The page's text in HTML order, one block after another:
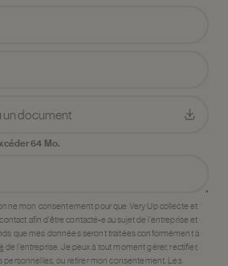
un document
64 Mo.
mon consentement pour que Very Up collecte et
afin d’être contacté•e au sujet de l’entreprise et
que mes données seront traitées conformément à
de l’entreprise. Je peux à tout moment gérer, rectifier,
personnelles, ou retirer mon consentement. Les